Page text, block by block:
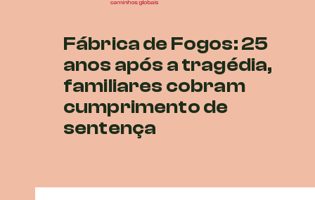
Fábrica de Fogos: 25
anos após a tragédia,
familiares cobram
cumprimento de
sentença